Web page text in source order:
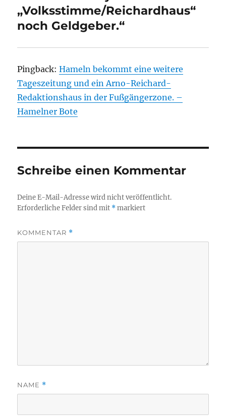
„Volksstimme/Reichardhaus“
noch Geldgeber.“
Pingback:Hameln bekommt eine weitere
Tageszeitung und ein Arno-Reichard-
Redaktionshaus in der Fußgängerzone. –
Hamelner Bote
Schreibe einen Kommentar
Deine E-Mail-Adresse wird nicht veröffentlicht.
Erforderliche Felder sind mit *markiert
KOMMENTAR *
NAME *